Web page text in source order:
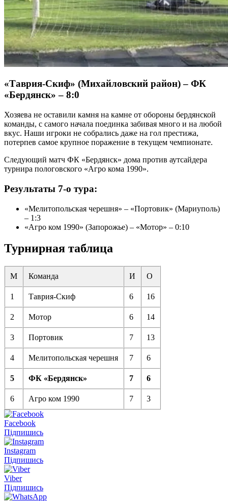
«Таврия-Скиф» (Михайловский район) – ФК
«Бердянск» – 8:0
Хозяева не оставили камня на камне от обороны бердянской
команды, с самого начала поединка забивая много и на любой
вкус. Наши игроки не собрались даже на гол престижа,
потерпев самое крупное поражение в текущем чемпионате.
Следующий матч ФК «Бердянск» дома против аутсайдера
турнира пологовского «Агро кома 1990».
Результаты 7-о тура:
«Мелитопольская черешня» – «Портовик» (Мариуполь)
– 1:3
«Агро ком 1990» (Запорожье) – «Мотор» – 0:10
Турнирная таблица
М Команда И О
1 Таврия-Скиф 6 16
2 Мотор 6 14
3 Портовик 7 13
4 Мелитопольская черешня 7 6
5 ФК «Бердянск» 7 6
6 Агро ком 1990 7 3
Facebook
Підпишись
Instagram
Підпишись
Viber
Підпишись